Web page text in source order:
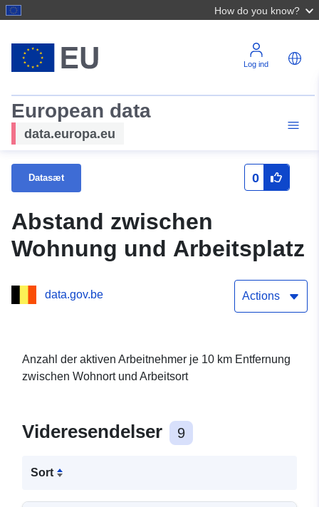
How do you know?
Log ind
European data
data.europa.eu
Datasæt 0
Abstand zwischen
Wohnung und Arbeitsplatz
data.gov.be Actions
Anzahl der aktiven Arbeitnehmer je 10 km Entfernung
zwischen Wohnort und Arbeitsort
Videresendelser 9
Sort